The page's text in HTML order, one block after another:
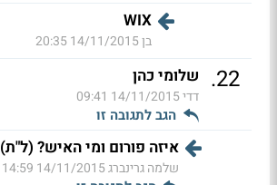
WIX
בן14/11/2015 20:35
22
. שלומי כהן
דדי14/11/2015 09:41
הגב לתגובה זו
איזה פורום ומי האיש? (ל"ת)
שלמה גרינברג14/11/2015 14:59